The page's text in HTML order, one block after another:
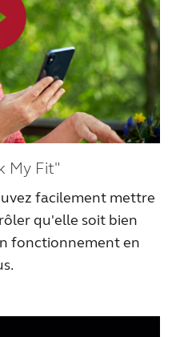
My Fit"
facilement mettre
qu'elle soit bien
fonctionnement en